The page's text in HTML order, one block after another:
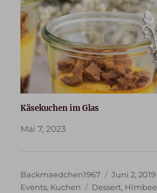
Käsekuchen im Glas
Mai 7, 2023
Autor
Backmaedchen1967
am
Juni 2, 2019
Events, Kuchen Schlagwörter
Dessert,